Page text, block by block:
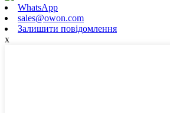
WhatsApp
sales@owon.com
Залишити повідомлення
x